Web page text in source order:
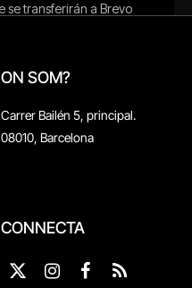
ON SOM?
Carrer Bailén 5, principal.
08010, Barcelona
CONNECTA
X
InstagramFacebook
RSS